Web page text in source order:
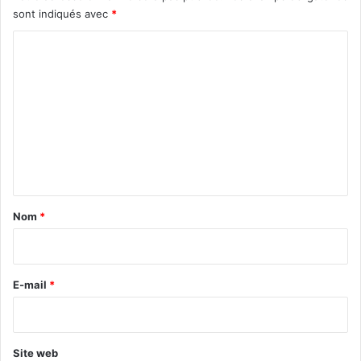
sont indiqués avec *
a
e
Nom *
E-mail *
Site web